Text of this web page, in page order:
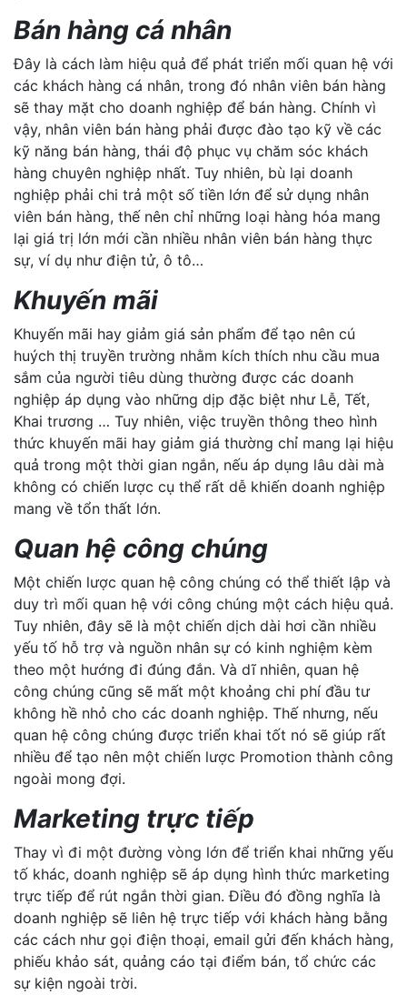
Bán hàng cá nhân
Đây là cách làm hiệu quả để phát triển mối quan hệ với
các khách hàng cá nhân, trong đó nhân viên bán hàng
sẽ thay mặt cho doanh nghiệp để bán hàng. Chính vì
vậy, nhân viên bán hàng phải được đào tạo kỹ về các
kỹ năng bán hàng, thái độ phục vụ chăm sóc khách
hàng chuyên nghiệp nhất. Tuy nhiên, bù lại doanh
nghiệp phải chi trả một số tiền lớn để sử dụng nhân
viên bán hàng, thế nên chỉ những loại hàng hóa mang
lại giá trị lớn mới cần nhiều nhân viên bán hàng thực
sự, ví dụ như điện tử, ô tô…
Khuyến mãi
Khuyến mãi hay giảm giá sản phẩm để tạo nên cú
huých thị truyền trường nhằm kích thích nhu cầu mua
sắm của người tiêu dùng thường được các doanh
nghiệp áp dụng vào những dịp đặc biệt như Lễ, Tết,
Khai trương … Tuy nhiên, việc truyền thông theo hình
thức khuyến mãi hay giảm giá thường chỉ mang lại hiệu
quả trong một thời gian ngắn, nếu áp dụng lâu dài mà
không có chiến lược cụ thể rất dễ khiến doanh nghiệp
mang về tổn thất lớn.
Quan hệ công chúng
Một chiến lược quan hệ công chúng có thể thiết lập và
duy trì mối quan hệ với công chúng một cách hiệu quả.
Tuy nhiên, đây sẽ là một chiến dịch dài hơi cần nhiều
yếu tố hỗ trợ và nguồn nhân sự có kinh nghiệm kèm
theo một hướng đi đúng đắn. Và dĩ nhiên, quan hệ
công chúng cũng sẽ mất một khoảng chi phí đầu tư
không hề nhỏ cho các doanh nghiệp. Thế nhưng, nếu
quan hệ công chúng được triển khai tốt nó sẽ giúp rất
nhiều để tạo nên một chiến lược Promotion thành công
ngoài mong đợi.
Marketing trực tiếp
Thay vì đi một đường vòng lớn để triển khai những yếu
tố khác, doanh nghiệp sẽ áp dụng hình thức marketing
trực tiếp để rút ngắn thời gian. Điều đó đồng nghĩa là
doanh nghiệp sẽ liên hệ trực tiếp với khách hàng bằng
các cách như gọi điện thoại, email gửi đến khách hàng,
phiếu khảo sát, quảng cáo tại điểm bán, tổ chức các
sự kiện ngoài trời.